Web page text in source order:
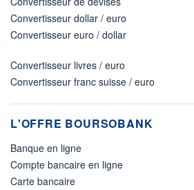
Convertisseur dollar / euro
Convertisseur euro / dollar
Convertisseur livres / euro
Convertisseur franc suisse / euro
L'OFFRE BOURSOBANK
Banque en ligne
Compte bancaire en ligne
Carte bancaire